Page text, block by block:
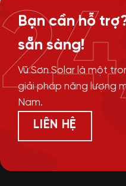
Bạn cần hỗ
sẵn sàng!
Vũ Sơn Solar là một
giải pháp năng lượng
Nam.
LIÊN HỆ